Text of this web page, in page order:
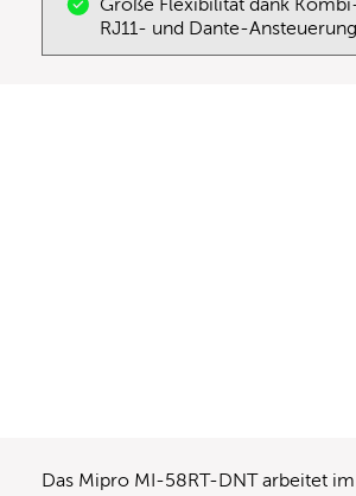
Große Flexibilität dank
RJ11- und Dante-Ansteuerung
Das Mipro MI-58RT-DNT arbeitet